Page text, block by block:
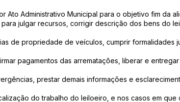
Ato Administrativo Municipal para o objetivo fim da
para julgar recursos, corrigir descrição dos bens do
de propriedade de veículos, cumprir formalidades
pagamentos das arrematações, liberar e
prestar demais informações e
do trabalho do leiloeiro, e nos casos em que